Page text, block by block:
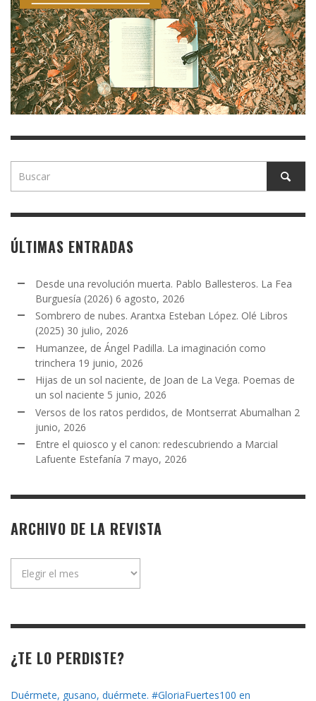
ÚLTIMAS ENTRADAS
Desde una revolución muerta. Pablo Ballesteros. La Fea
Burguesía (2026) 6 agosto, 2026
Sombrero de nubes. Arantxa Esteban López. Olé Libros
(2025) 30 julio, 2026
Humanzee, de Ángel Padilla. La imaginación como
trinchera 19 junio, 2026
Hijas de un sol naciente, de Joan de La Vega. Poemas de
un sol naciente 5 junio, 2026
Versos de los ratos perdidos, de Montserrat Abumalhan 2
junio, 2026
Entre el quiosco y el canon: redescubriendo a Marcial
Lafuente Estefanía 7 mayo, 2026
ARCHIVO DE LA REVISTA
¿TE LO PERDISTE?
Duérmete, gusano, duérmete. #GloriaFuertes100 en